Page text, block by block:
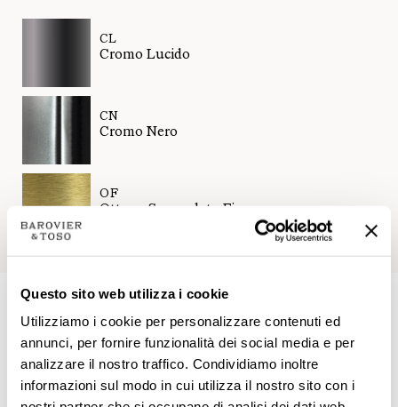
Questo sito web utilizza i cookie
Utilizziamo i cookie per personalizzare contenuti ed
annunci, per fornire funzionalità dei social media e per
analizzare il nostro traffico. Condividiamo inoltre
informazioni sul modo in cui utilizza il nostro sito con i
CL
Cromo Lucido
CN
Cromo Nero
OF
Ottone Spazzolato Fine
Dati Tecnici